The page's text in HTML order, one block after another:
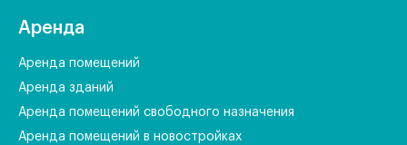
Аренда
Аренда помещений
Аренда зданий
Аренда помещений свободного назначения
Аренда помещений в новостройках